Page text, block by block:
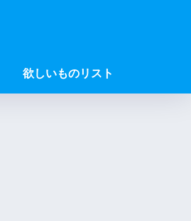
欲しいものリスト